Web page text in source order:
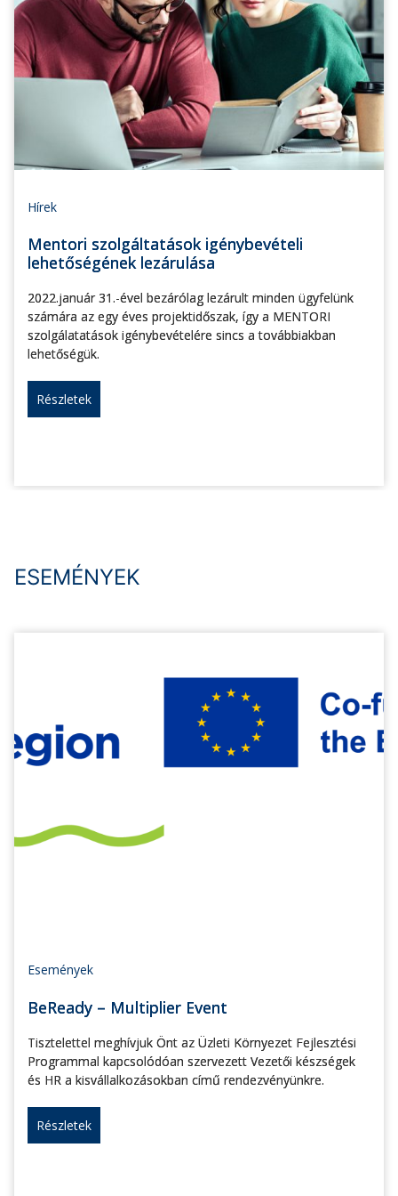
Hírek
Mentori szolgáltatások igénybevételi
lehetőségének lezárulása
2022.január 31.-ével bezárólag lezárult minden ügyfelünk
számára az egy éves projektidőszak, így a MENTORI
szolgálatatások igénybevételére sincs a továbbiakban
lehetőségük.
Részletek
ESEMÉNYEK
Események
BeReady – Multiplier Event
Tisztelettel meghívjuk Önt az Üzleti Környezet Fejlesztési
Programmal kapcsolódóan szervezett Vezetői készségek
és HR a kisvállalkozásokban című rendezvényünkre.
Részletek